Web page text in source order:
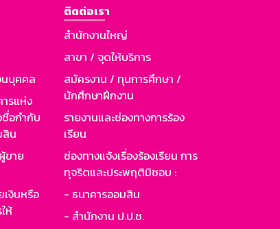
บุคคล
รแห่ง
ชื่อกำกับ
สิน
ขาย
เงินหรือ
ห้
ติดต่อเรา
สำนักงานใหญ่
สาขา / จุดให้บริการ
สมัครงาน / ทุนการศึกษา /
นักศึกษาฝึกงาน
รายงานและช่องทางการร้อง
เรียน
ช่องทางแจ้งเรื่องร้องเรียน การ
ทุจริตและประพฤติมิชอบ :
- ธนาคารออมสิน
- สำนักงาน ป.ป.ช.